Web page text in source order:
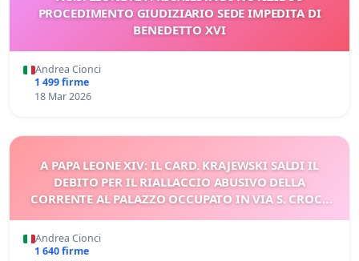
PROCEDIMENTO GIUDIZIARIO SEDE IMPEDITA DI
BENEDETTO XVI
Andrea Cionci
1 499 firme
18 Mar 2026
A PAPA LEONE XIV: IL CARD. KRAJEWSKI SALDI IL
DEBITO PER IL RIALLACCIO ABUSIVO DELLA
CORRENTE AL PALAZZO OCCUPATO IN VIA S. CROCE
Andrea Cionci
1 640 firme